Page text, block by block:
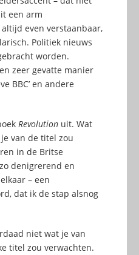
een arm
even verstaanbaar,
Politiek nieuws
worden.
zeer gevatte manier
BBC’ en andere
Revolution uit. Wat
van de titel zou
in de Britse
denigrerend en
– een
dat ik de stap alsnog
niet wat je van
titel zou verwachten.